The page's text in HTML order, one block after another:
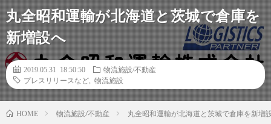
丸全昭和運輸が北海道と茨城で倉庫を
新増設へ
2019.05.31 18:50:50
物流施設/不動産
プレスリリースなど
物流施設
HOME 物流施設/不動産 丸全昭和運輸が北海道と茨城で倉庫を新増